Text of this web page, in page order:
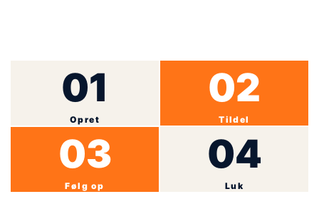
01
Opret
02
Tildel
03
Følg op
04
Luk